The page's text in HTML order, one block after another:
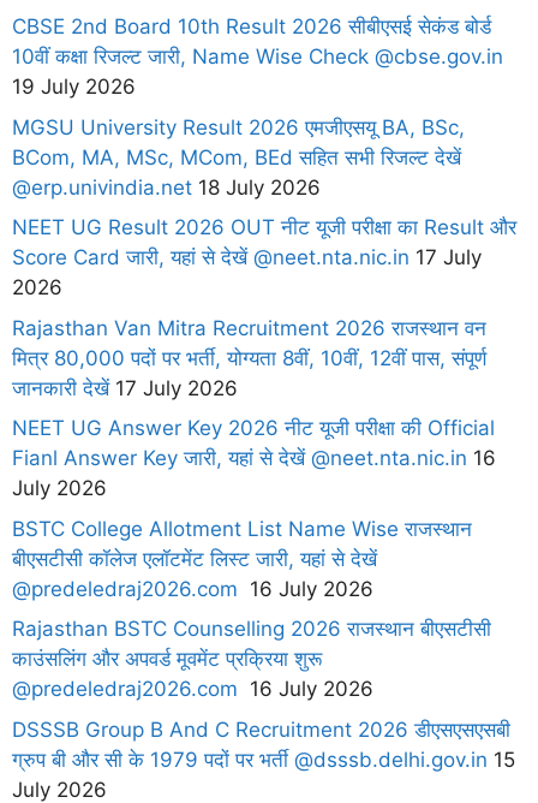
CBSE 2nd Board 10th Result 2026 सीबीएसई सेकंड बोर्ड
10वीं कक्षा रिजल्ट जारी, Name Wise Check @cbse.gov.in
19 July 2026
MGSU University Result 2026 एमजीएसयू BA, BSc,
BCom, MA, MSc, MCom, BEd सहित सभी रिजल्ट देखें
@erp.univindia.net 18 July 2026
NEET UG Result 2026 OUT नीट यूजी परीक्षा का Result और
Score Card जारी, यहां से देखें @neet.nta.nic.in 17 July
2026
Rajasthan Van Mitra Recruitment 2026 राजस्थान वन
मित्र 80,000 पदों पर भर्ती, योग्यता 8वीं, 10वीं, 12वीं पास, संपूर्ण
जानकारी देखें17 July 2026
NEET UG Answer Key 2026 नीट यूजी परीक्षा की Official
Fianl Answer Key जारी, यहां से देखें @neet.nta.nic.in 16
July 2026
BSTC College Allotment List Name Wise राजस्थान
बीएसटीसी कॉलेज एलॉटमेंट लिस्ट जारी, यहां से देखें
@predeledraj2026.com 16 July 2026
Rajasthan BSTC Counselling 2026 राजस्थान बीएसटीसी
काउंसलिंग और अपवर्ड मूवमेंट प्रक्रिया शुरू
@predeledraj2026.com 16 July 2026
DSSSB Group B And C Recruitment 2026 डीएसएसएसबी
ग्रुप बी और सी के 1979 पदों पर भर्ती @dsssb.delhi.gov.in 15
July 2026